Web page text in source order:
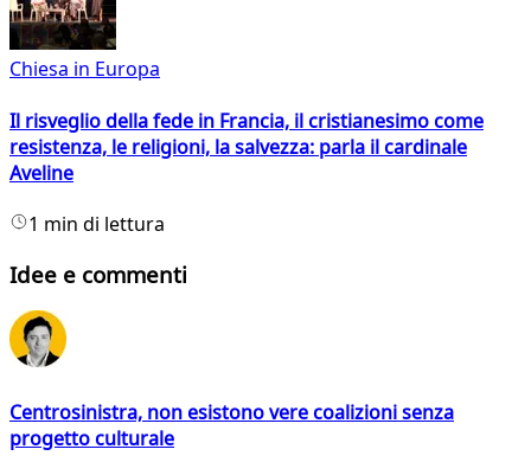
Chiesa in Europa
Il risveglio della fede in Francia, il cristianesimo come
resistenza, le religioni, la salvezza: parla il cardinale
Aveline
1 min di lettura
Idee e commenti
Centrosinistra, non esistono vere coalizioni senza
progetto culturale